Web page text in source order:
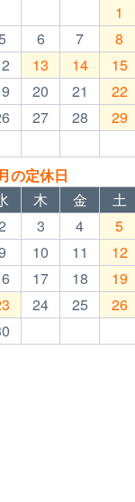
1
6 7
8
13 14
15
20 21
22
27 28
29
の定休日
木 金
土
3 4
5
10 11
12
17 18
19
24 25
26